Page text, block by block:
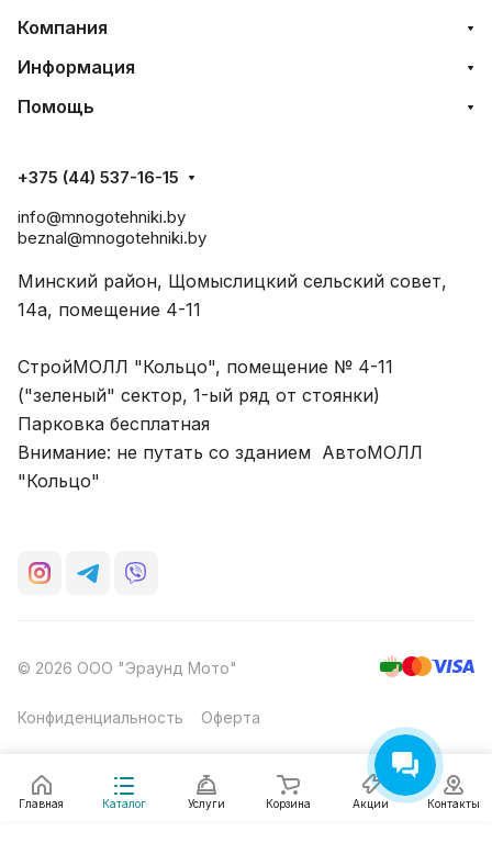
Главная Каталог Услуги Корзина Акции Контакты
Компания
Информация
Помощь
+375 (44) 537-16-15
info@mnogotehniki.by
beznal@mnogotehniki.by
Минский район, Щомыслицкий сельский совет,
14а, помещение 4-11
СтройМОЛЛ "Кольцо", помещение № 4-11
("зеленый" сектор, 1-ый ряд от стоянки)
Парковка бесплатная
Внимание: не путать со зданием АвтоМОЛЛ
"Кольцо"
© 2026 ООО "Эраунд Мото"
Конфиденциальность Оферта